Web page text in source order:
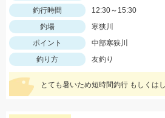
釣行時間
12:30～15:30
釣場
寒狭川
ポイント
中部寒狭川
釣り方
友釣り